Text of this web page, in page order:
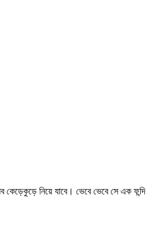
কেড়েকুড়ে নিয়ে যাবে। ভেবে ভেবে সে এক ফন্দি